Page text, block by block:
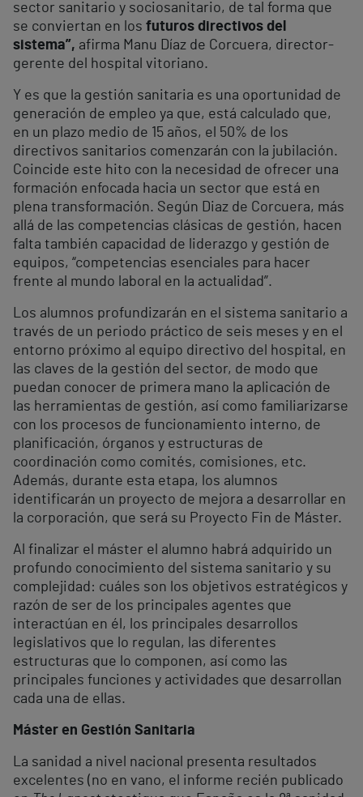
sector sanitario y sociosanitario, de tal forma que
se conviertan en los futuros directivos del
sistema”, afirma Manu Díaz de Corcuera, director-
gerente del hospital vitoriano.
Y es que la gestión sanitaria es una oportunidad de
generación de empleo ya que, está calculado que,
en un plazo medio de 15 años, el 50% de los
directivos sanitarios comenzarán con la jubilación.
Coincide este hito con la necesidad de ofrecer una
formación enfocada hacia un sector que está en
plena transformación. Según Diaz de Corcuera, más
allá de las competencias clásicas de gestión, hacen
falta también capacidad de liderazgo y gestión de
equipos, “competencias esenciales para hacer
frente al mundo laboral en la actualidad”.
Los alumnos profundizarán en el sistema sanitario a
través de un periodo práctico de seis meses y en el
entorno próximo al equipo directivo del hospital, en
las claves de la gestión del sector, de modo que
puedan conocer de primera mano la aplicación de
las herramientas de gestión, así como familiarizarse
con los procesos de funcionamiento interno, de
planificación, órganos y estructuras de
coordinación como comités, comisiones, etc.
Además, durante esta etapa, los alumnos
identificarán un proyecto de mejora a desarrollar en
la corporación, que será su Proyecto Fin de Máster.
Al finalizar el máster el alumno habrá adquirido un
profundo conocimiento del sistema sanitario y su
complejidad: cuáles son los objetivos estratégicos y
razón de ser de los principales agentes que
interactúan en él, los principales desarrollos
legislativos que lo regulan, las diferentes
estructuras que lo componen, así como las
principales funciones y actividades que desarrollan
cada una de ellas.
Máster en Gestión Sanitaria
La sanidad a nivel nacional presenta resultados
excelentes (no en vano, el informe recién publicado